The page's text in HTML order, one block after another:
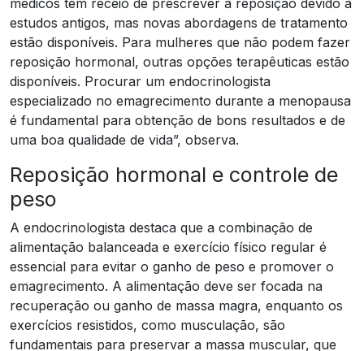
estudos antigos, mas novas abordagens de tratamento
estão disponíveis. Para mulheres que não podem fazer
reposição hormonal, outras opções terapêuticas estão
disponíveis. Procurar um endocrinologista
especializado no emagrecimento durante a menopausa
é fundamental para obtenção de bons resultados e de
uma boa qualidade de vida”, observa.
Reposição hormonal e controle de
peso
A endocrinologista destaca que a combinação de
alimentação balanceada e exercício físico regular é
essencial para evitar o ganho de peso e promover o
emagrecimento. A alimentação deve ser focada na
recuperação ou ganho de massa magra, enquanto os
exercícios resistidos, como musculação, são
fundamentais para preservar a massa muscular, que